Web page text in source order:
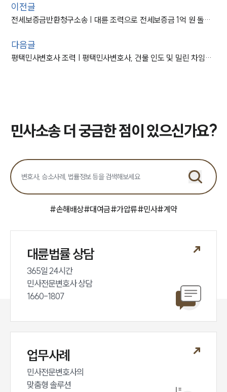
이전글
전세보증금반환청구소송 | 대륜 조력으로 전세보증금 1억 원 돌려받은 사례
다음글
평택민사변호사 조력 | 평택민사변호사, 건물 인도 및 밀린 차임까지 인용
민사소송 더 궁금한 점이 있으신가요?
#손해배상#대여금#가압류#민사#계약
대륜법률 상담
365일 24시간
민사전문변호사 상담
1660-1807
업무사례
민사전문변호사의
맞춤형 솔루션